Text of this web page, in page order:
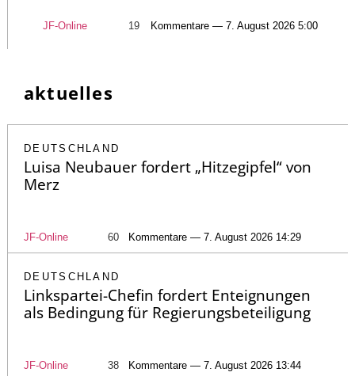
JF-Online 19 Kommentare — 7. August 2026 5:00
aktuelles
DEUTSCHLAND
Luisa Neubauer fordert „Hitzegipfel“ von
Merz
JF-Online 60 Kommentare — 7. August 2026 14:29
DEUTSCHLAND
Linkspartei-Chefin fordert Enteignungen
als Bedingung für Regierungsbeteiligung
JF-Online 38 Kommentare — 7. August 2026 13:44